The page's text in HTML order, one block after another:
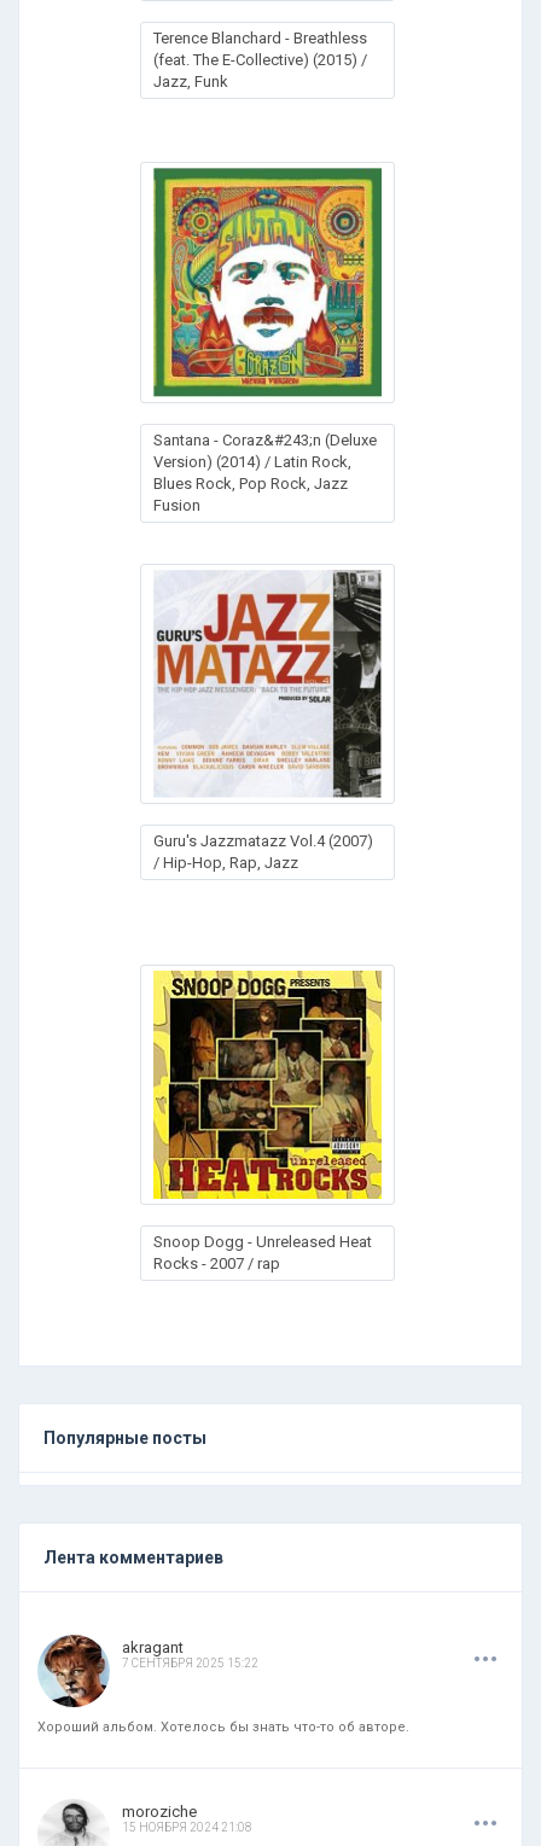
Terence Blanchard - Breathless
(feat. The E-Collective) (2015) /
Jazz, Funk
Santana - Coraz&#243;n (Deluxe
Version) (2014) / Latin Rock,
Blues Rock, Pop Rock, Jazz
Fusion
Guru's Jazzmatazz Vol.4 (2007)
/ Hip-Hop, Rap, Jazz
Snoop Dogg - Unreleased Heat
Rocks - 2007 / rap
Популярные посты
Лента комментариев
akragant
7 СЕНТЯБРЯ 2025 15:22 ...
Хороший альбом. Хотелось бы знать что-то об авторе.
moroziche
15 НОЯБРЯ 2024 21:08 ...